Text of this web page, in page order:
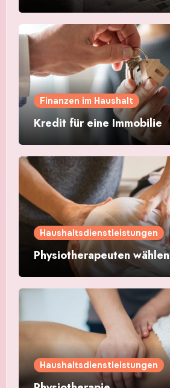
Finanzen im Haushalt
Kredit für eine Immobilie
Haushaltsdienstleistungen
Physiotherapeuten wählen
Haushaltsdienstleistungen